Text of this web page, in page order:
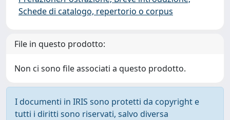
Schede di catalogo, repertorio o corpus
File in questo prodotto:
Non ci sono file associati a questo prodotto.
I documenti in IRIS sono protetti da copyright e
tutti i diritti sono riservati, salvo diversa